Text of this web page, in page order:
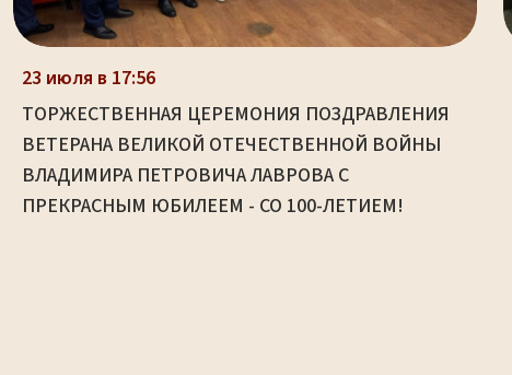
23 июля в 17:56
ТОРЖЕСТВЕННАЯ ЦЕРЕМОНИЯ ПОЗДРАВЛЕНИЯ
ВЕТЕРАНА ВЕЛИКОЙ ОТЕЧЕСТВЕННОЙ ВОЙНЫ
ВЛАДИМИРА ПЕТРОВИЧА ЛАВРОВА С
ПРЕКРАСНЫМ ЮБИЛЕЕМ - СО 100-ЛЕТИЕМ!